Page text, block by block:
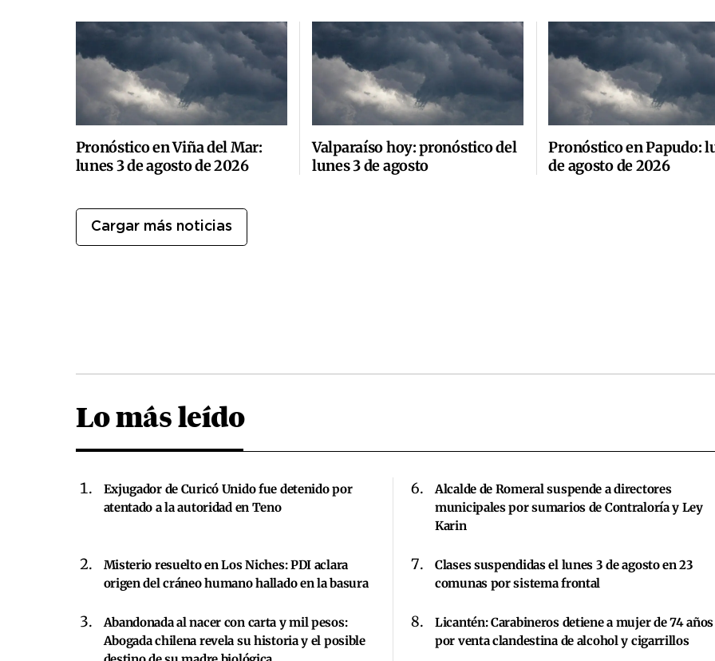
Pronóstico en Viña del Mar:
lunes 3 de agosto de 2026
Valparaíso hoy: pronóstico del
lunes 3 de agosto
Pronóstico en Papudo:
de agosto de 2026
Cargar más noticias
Lo más leído
Exjugador de Curicó Unido fue detenido por
atentado a la autoridad en Teno
Misterio resuelto en Los Niches: PDI aclara
origen del cráneo humano hallado en la basura
Abandonada al nacer con carta y mil pesos:
Abogada chilena revela su historia y el posible
Alcalde de Romeral suspende a directores
municipales por sumarios de Contraloría y Ley
Karin
Clases suspendidas el lunes 3 de agosto en 23
comunas por sistema frontal
Licantén: Carabineros detiene a mujer de 74 años
por venta clandestina de alcohol y cigarrillos